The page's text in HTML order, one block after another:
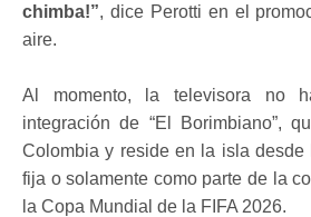
chimba!”, dice Perotti en el
aire.
Al momento, la televisora no
integración de “El Borimbiano”,
Colombia y reside en la isla desde
fija o solamente como parte de la
la Copa Mundial de la FIFA 2026.